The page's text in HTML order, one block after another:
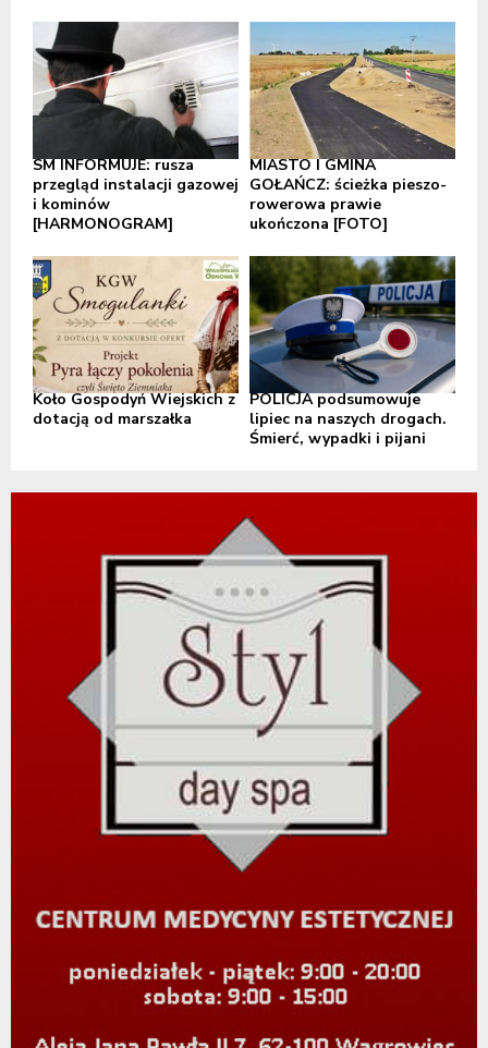
SM INFORMUJE: rusza
przegląd instalacji gazowej
i kominów
[HARMONOGRAM]
MIASTO I GMINA
GOŁAŃCZ: ścieżka pieszo-
rowerowa prawie
ukończona [FOTO]
Koło Gospodyń Wiejskich z
dotacją od marszałka
POLICJA podsumowuje
lipiec na naszych drogach.
Śmierć, wypadki i pijani